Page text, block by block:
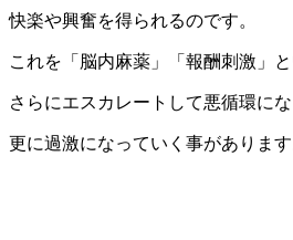
快楽や興奮を得られるのです。
これを「脳内麻薬」「報酬刺激」と
さらにエスカレートして悪循環にな
更に過激になっていく事があります